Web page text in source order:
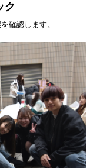
ク
確認します。